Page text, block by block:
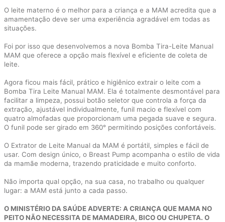
O leite materno é o melhor para a criança e a MAM acredita que a
amamentação deve ser uma experiência agradável em todas as
situações.
Foi por isso que desenvolvemos a nova Bomba Tira-Leite Manual
MAM que oferece a opção mais flexível e eficiente de coleta de
leite.
Agora ficou mais fácil, prático e higiênico extrair o leite com a
Bomba Tira Leite Manual MAM. Ela é totalmente desmontável para
facilitar a limpeza, possui botão seletor que controla a força da
extração, ajustável individualmente, funil macio e flexível com
quatro almofadas que proporcionam uma pegada suave e segura.
O funil pode ser girado em 360° permitindo posições confortáveis.
O Extrator de Leite Manual da MAM é portátil, simples e fácil de
usar. Com design único, o Breast Pump acompanha o estilo de vida
da mamãe moderna, trazendo praticidade e muito conforto.
Não importa qual opção, na sua casa, no trabalho ou qualquer
lugar: a MAM está junto a cada passo.
O MINISTÉRIO DA SAÚDE ADVERTE: A CRIANÇA QUE MAMA NO
PEITO NÃO NECESSITA DE MAMADEIRA, BICO OU CHUPETA. O